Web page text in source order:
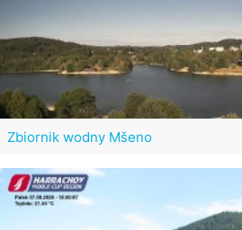
Zbiornik wodny Mšeno